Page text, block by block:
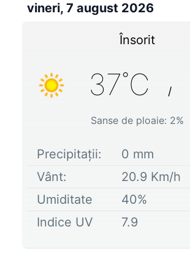
vineri, 7 august 2026
Însorit
37˚C /
Sanse de ploaie: 2%
Precipitații: 0 mm
Vânt:
20.9 Km/h
Umiditate
40%
Indice UV
7.9